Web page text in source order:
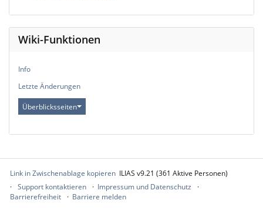
Wiki-Funktionen
Info
Letzte Änderungen
Überblicksseiten
Link in Zwischenablage kopieren ILIAS v9.21 (361 Aktive Personen)
Support kontaktieren
Impressum und Datenschutz
Barrierefreiheit
Barriere melden